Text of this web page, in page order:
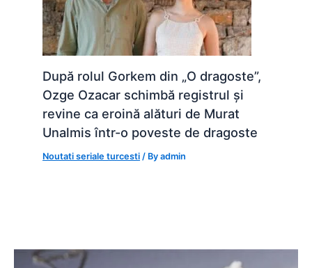
După rolul Gorkem din „O dragoste”,
Ozge Ozacar schimbă registrul și
revine ca eroină alături de Murat
Unalmis într-o poveste de dragoste
Noutati seriale turcesti / Byadmin